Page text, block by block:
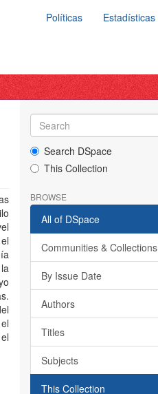
Políticas Estadísticas
Search DSpace
This Collection
BROWSE
All of DSpace
Communities & Collections
By Issue Date
Authors
Titles
Subjects
This Collection